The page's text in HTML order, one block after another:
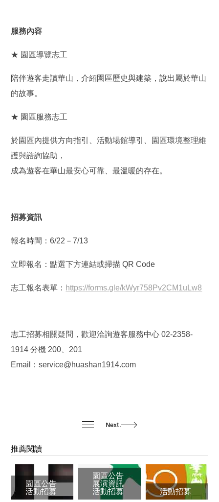
服務內容
★ 園區導覽志工
陪伴遊客走讀華山，介紹園區歷史與建築，說出屬於華山
的故事。
★ 園區服務志工
於園區內提供方向指引、活動場館導引、園區環境整理維
護與諮詢協助，
成為遊客在華山最安心可靠、最溫暖的存在。
招募資訊
報名時間：6/22－7/13
立即報名：點選下方連結或掃描 QR Code
志工報名表單： https://forms.gle/kWyr758Pv2CM1uLw8
志工招募相關疑問，歡迎洽詢遊客服務中心 02-2358-
1914 分機 200、201
Email：service@huashan1914.com
Next.
推薦閱讀
園區公告
活動招募
園區公告
展演資訊
活動招募 活動招募